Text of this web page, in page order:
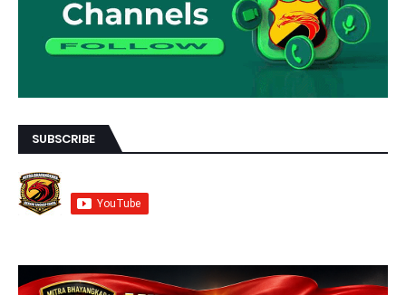
SUBSCRIBE